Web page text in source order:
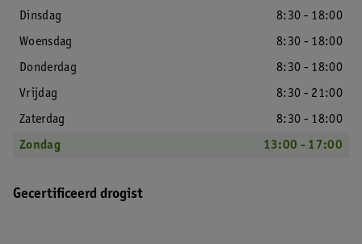
Dinsdag
8:30 - 18:00
Woensdag
8:30 - 18:00
Donderdag
8:30 - 18:00
Vrijdag
8:30 - 21:00
Zaterdag
8:30 - 18:00
Zondag
13:00 - 17:00
Gecertificeerd drogist